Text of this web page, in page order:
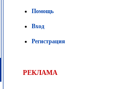
Помощь
Вход
Регистрация
РЕКЛАМА